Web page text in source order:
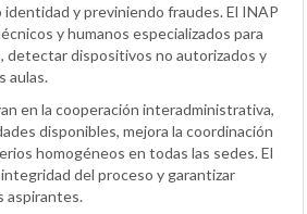
identidad y previniendo fraudes. El INAP
y humanos especializados para
detectar dispositivos no autorizados y
aulas.
en la cooperación interadministrativa,
disponibles, mejora la coordinación
homogéneos en todas las sedes. El
del proceso y garantizar
aspirantes.